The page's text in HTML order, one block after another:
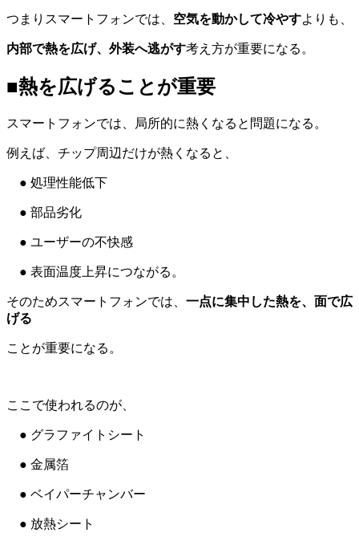
つまりスマートフォンでは、 空気を動かして冷やすよりも、
内部で熱を広げ、外装へ逃がす考え方が重要になる。
■熱を広げることが重要
スマートフォンでは、局所的に熱くなると問題になる。
例えば、チップ周辺だけが熱くなると、
● 処理性能低下
● 部品劣化
● ユーザーの不快感
● 表面温度上昇につながる。
そのためスマートフォンでは、 一点に集中した熱を、面で広
げる
ことが重要になる。
ここで使われるのが、
● グラファイトシート
● 金属箔
● ベイパーチャンバー
● 放熱シート